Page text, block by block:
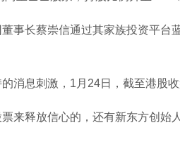
事长蔡崇信通过其家族投资平
消息刺激，1月24日，截至港股
来释放信心的，还有新东方创